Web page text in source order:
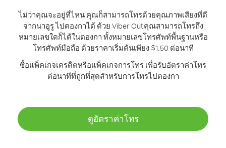
ไม่ว่าคุณจะอยู่ที่ไหน คุณก็สามารถโทรด้วยคุณภาพเสียงที่ดี
จากนาอูรู ไปตองกาได้ ด้วย Viber Outคุณสามารถโทรถึง
หมายเลขใดก็ได้ในตองกา ทั้งหมายเลขโทรศัพท์พื้นฐานหรือ
โทรศัพท์มือถือ ด้วยราคาเริ่มต้นเพียง $1.50 ต่อนาที
ซื้อแพ็คเกจเครดิตหรือแพ็คเกจการโทร เพื่อรับอัตราค่าโทร
ต่อนาทีที่ถูกที่สุดสำหรับการโทรไปตองกา
ดูอัตราค่าโทร